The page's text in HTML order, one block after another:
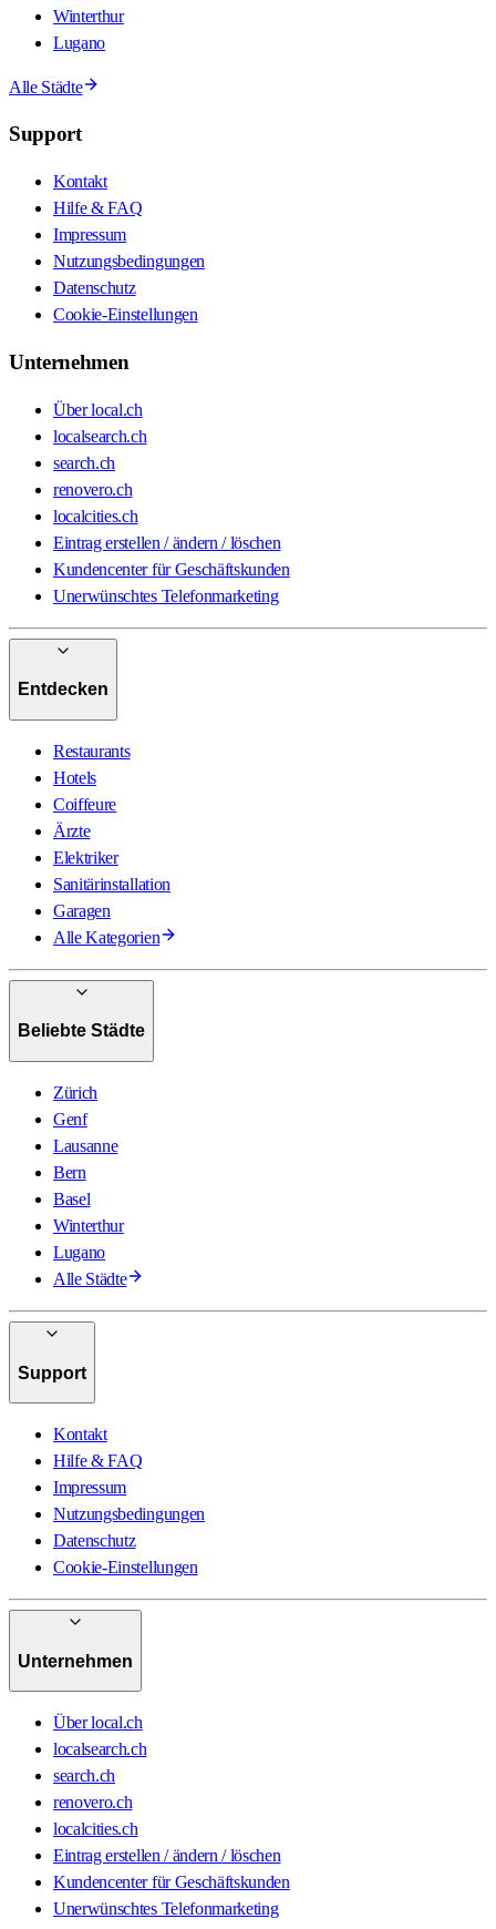
Winterthur
Lugano
Alle Städte
Support
Kontakt
Hilfe & FAQ
Impressum
Nutzungsbedingungen
Datenschutz
Cookie-Einstellungen
Unternehmen
Über local.ch
localsearch.ch
search.ch
renovero.ch
localcities.ch
Eintrag erstellen / ändern / löschen
Kundencenter für Geschäftskunden
Unerwünschtes Telefonmarketing
Entdecken
Restaurants
Hotels
Coiffeure
Ärzte
Elektriker
Sanitärinstallation
Garagen
Alle Kategorien
Beliebte Städte
Zürich
Genf
Lausanne
Bern
Basel
Winterthur
Lugano
Alle Städte
Support
Kontakt
Hilfe & FAQ
Impressum
Nutzungsbedingungen
Datenschutz
Cookie-Einstellungen
Unternehmen
Über local.ch
localsearch.ch
search.ch
renovero.ch
localcities.ch
Eintrag erstellen / ändern / löschen
Kundencenter für Geschäftskunden
Unerwünschtes Telefonmarketing